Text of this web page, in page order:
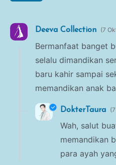
Deeva Collection 7
Bermanfaat banget
selalu dimandikan
baru kahir sampai
memandikan anak
DokterTaura
Wah, salut
memandikan
para ayah